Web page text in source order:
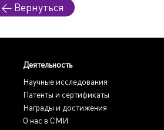
← Вернуться
Деятельность
Научные исследования
Патенты и сертификаты
Награды и достижения
О нас в СМИ